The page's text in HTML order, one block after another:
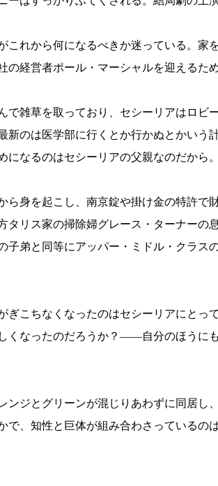
れから何になるべきか迷っている。
経営者ポール・マーシャルを迎えるた
雑草を取っており、セシーリアはロ
のは医学部に行くとか行かぬとかい
なるのはセシーリアの父親なのだから
身を起こし、南京錠や掛け金の特許
リス家の掃除婦グレース・ターナーの
弟と同等にアッパー・ミドル・クラ
こちなくなったのはセシーリアにと
なったのだろうか？——自分のほうに
ジとグリーンが混じりあわずに同居し
、知性と巨体が組み合わさっているの